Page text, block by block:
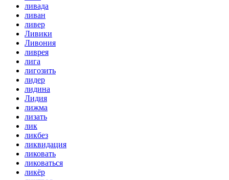
ливада
ливан
ливер
Ливики
Ливония
ливрея
лига
лигозить
лидер
лидина
Лидия
лижма
лизать
лик
ликбез
ликвидация
ликовать
ликоваться
ликёр